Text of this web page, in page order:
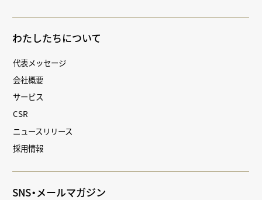
わたしたちについて
代表メッセージ
会社概要
サービス
CSR
ニュースリリース
採用情報
SNS・メールマガジン